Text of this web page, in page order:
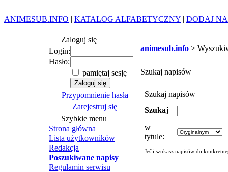
ANIMESUB.INFO | KATALOG ALFABETYCZNY | DODAJ
Zaloguj się
Login:
Hasło:
pamiętaj sesję
Przypomnienie hasła
Zarejestruj się
Szybkie menu
Strona główna
Lista użytkowników
Redakcja
Poszukiwane napisy
Regulamin serwisu
animesub.info >
Szukaj napisów
Szukaj napisów
Szukaj
w
tytule:
Jeśli szukasz napisów do